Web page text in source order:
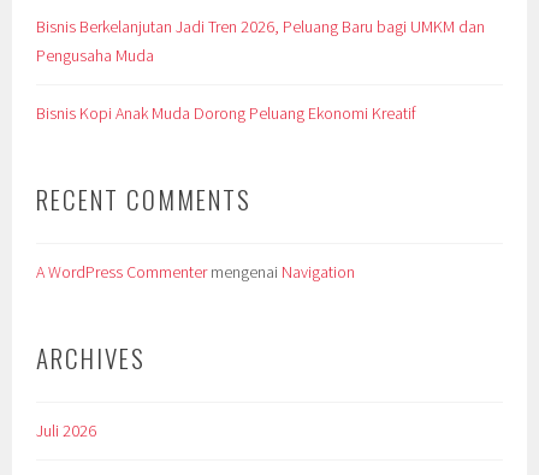
Bisnis Berkelanjutan Jadi Tren 2026, Peluang Baru bagi UMKM dan
Pengusaha Muda
Bisnis Kopi Anak Muda Dorong Peluang Ekonomi Kreatif
RECENT COMMENTS
A WordPress Commentermengenai Navigation
ARCHIVES
Juli 2026